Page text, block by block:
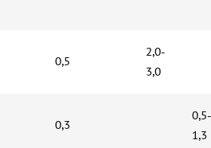
0,5
2,0-
3,0
0,3
0,5-
1,3